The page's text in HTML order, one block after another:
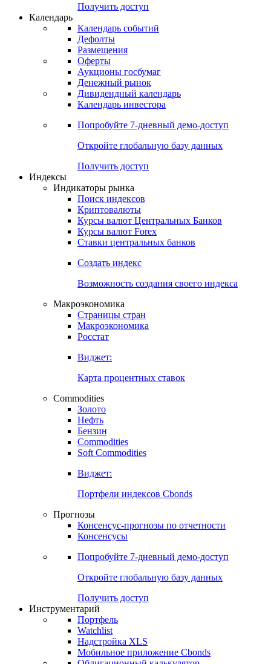
Получить доступ
Календарь
Календарь событий
Дефолты
Размещения
Оферты
Аукционы госбумаг
Денежный рынок
Дивидендный календарь
Календарь инвестора
Попробуйте 7-дневный демо-доступ
Откройте глобальную базу данных
Получить доступ
Индексы
Индикаторы рынка
Поиск индексов
Криптовалюты
Курсы валют Центральных Банков
Курсы валют Forex
Ставки центральных банков
Создать индекс
Возможность создания своего индекса
Макроэкономика
Страницы стран
Макроэкономика
Росстат
Виджет:
Карта процентных ставок
Commodities
Золото
Нефть
Бензин
Commodities
Soft Commodities
Виджет:
Портфели индексов Cbonds
Прогнозы
Консенсус-прогнозы по отчетности
Консенсусы
Попробуйте 7-дневный демо-доступ
Откройте глобальную базу данных
Получить доступ
Инструментарий
Портфель
Watchlist
Надстройка XLS
Мобильное приложение Cbonds